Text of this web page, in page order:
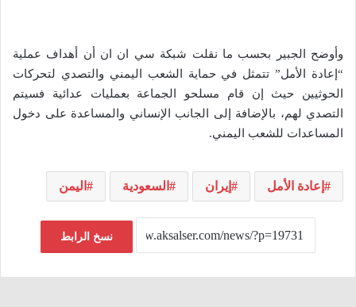
وأوضح الجبير بحسب ما نقلت شبكة سي ان ان أن أهداف عملية
“إعادة الأمل” تتمثل في حماية الشعب اليمني والتصدي لتحركات
الحوثيين حيث إن قام مسلحو الجماعة بعمليات عدائية فسيتم
التصدي لهم، بالإضافة إلى الجانب الإنساني والمساعدة على دخول
المساعدات للشعب اليمني.
إعادة الأمل إيران السعودية اليمن
نسخ الرابط